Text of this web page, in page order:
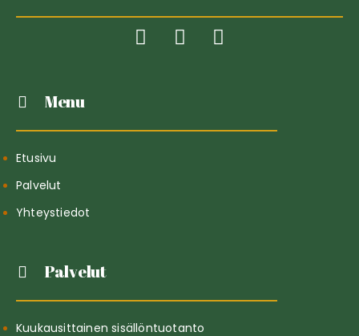
Menu
Etusivu
Palvelut
Yhteystiedot
Palvelut
Kuukausittainen sisällöntuotanto